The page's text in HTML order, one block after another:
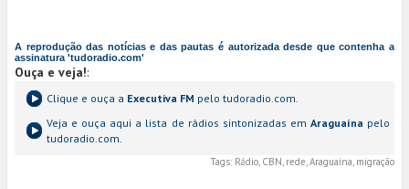
A reprodução das notícias e das pautas é autorizada desde que contenha a
assinatura 'tudoradio.com'
Ouça e veja!:
Clique e ouça a Executiva FM pelo tudoradio.com.
Veja e ouça aqui a lista de rádios sintonizadas em Araguaína pelo
tudoradio.com.
Tags: Rádio, CBN, rede, Araguaína, migração